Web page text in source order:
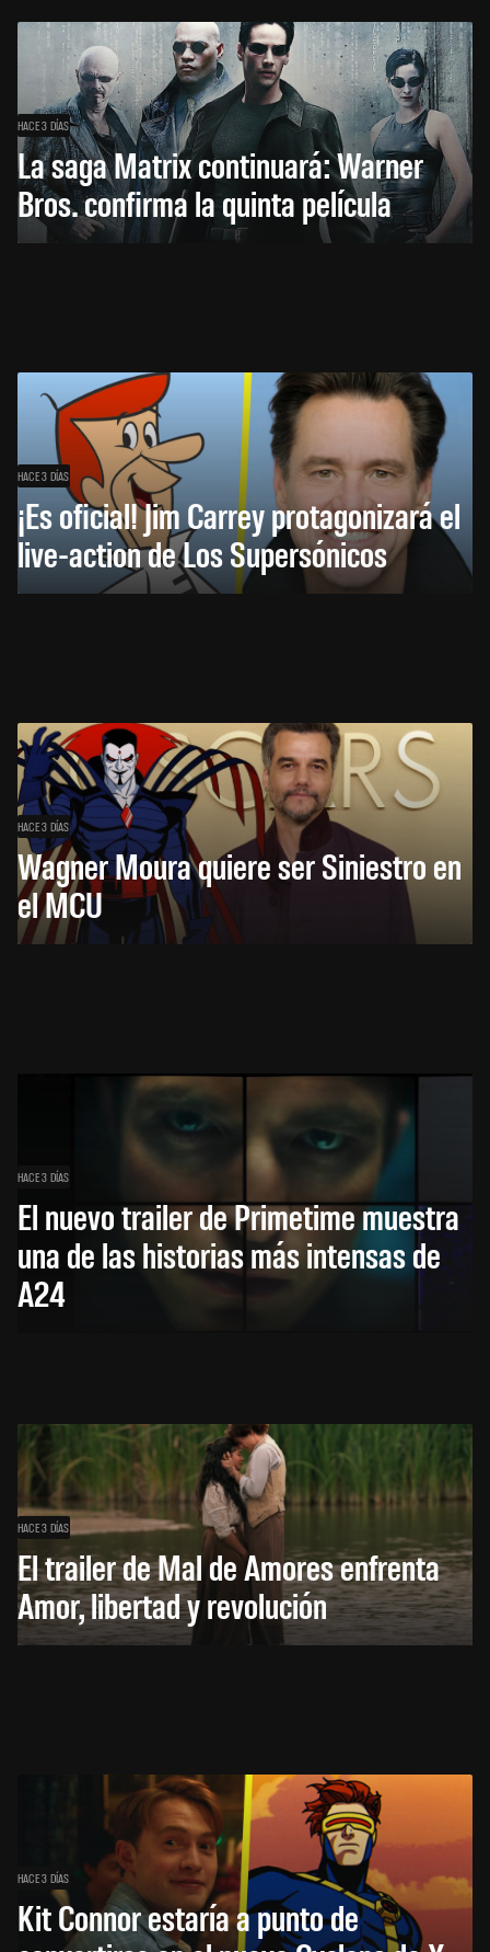
HACE 3 DÍAS
La saga Matrix continuará: Warner
Bros. confirma la quinta película
HACE 3 DÍAS
¡Es oficial! Jim Carrey protagonizará el
live-action de Los Supersónicos
HACE 3 DÍAS
Wagner Moura quiere ser Siniestro en
el MCU
HACE 3 DÍAS
El nuevo trailer de Primetime muestra
una de las historias más intensas de
A24
HACE 3 DÍAS
El trailer de Mal de Amores enfrenta
Amor, libertad y revolución
HACE 3 DÍAS
Kit Connor estaría a punto de